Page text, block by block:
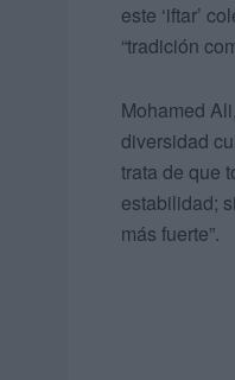
este ‘iftar’
“tradición
Mohamed
diversidad
trata de que
estabilidad;
más fuerte”.